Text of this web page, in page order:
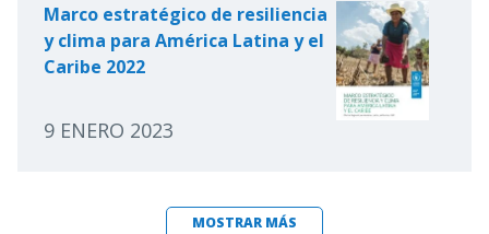
Marco estratégico de resiliencia
y clima para América Latina y el
Caribe 2022
9 ENERO 2023
MOSTRAR MÁS